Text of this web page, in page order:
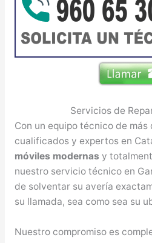
Servicios de
Con un equipo técnico de
cualificados y expertos en
móviles modernas y
nuestro servicio técnico en
de solventar su avería
su llamada, sea como sea su
Nuestro compromiso es